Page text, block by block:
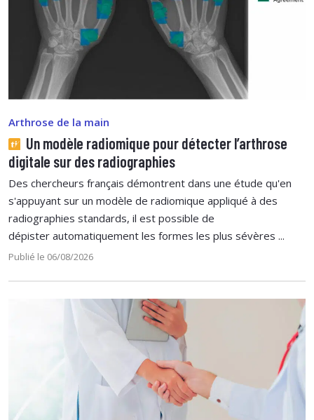
Arthrose de la main
Un modèle radiomique pour détecter l’arthrose
digitale sur des radiographies
Des chercheurs français démontrent dans une étude qu'en
s'appuyant sur un modèle de radiomique appliqué à des
radiographies standards, il est possible de
dépister automatiquement les formes les plus sévères ...
Publié le 06/08/2026